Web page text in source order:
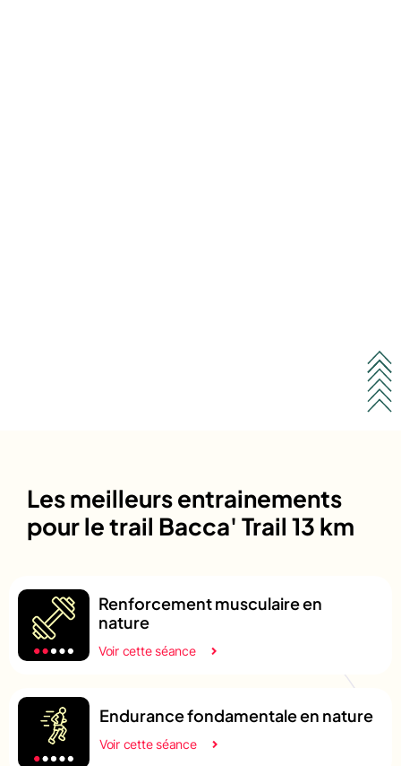
Les meilleurs entrainements
pour le trail Bacca' Trail 13 km
Renforcement musculaire en
nature
Voir cette séance
Endurance fondamentale en nature
Voir cette séance